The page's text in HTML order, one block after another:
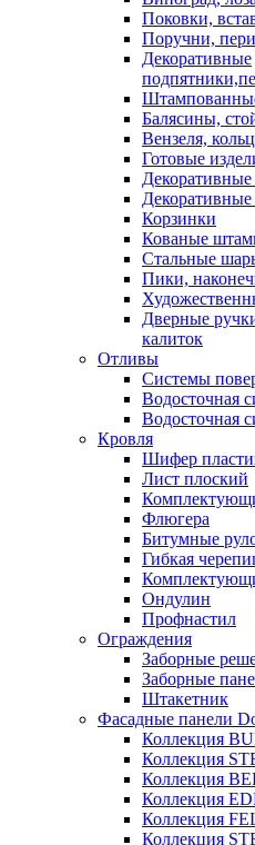
Поковки,
Поручни,
Декоративные
Балясины,
Вензеля,
Готовые
Корзинки
Кованые
Стальные
Пики,
Дверные
калиток
Отливы
Системы
Водосточная
Водосточная
Кровля
Шифер
Лист плоский
Флюгера
Битумные
Гибкая
Ондулин
Профнастил
Ограждения
Заборные
Заборные
Штакетник
Фасадные панели
Коллекция
Коллекция
Коллекция
Коллекция
Коллекция
Коллекция